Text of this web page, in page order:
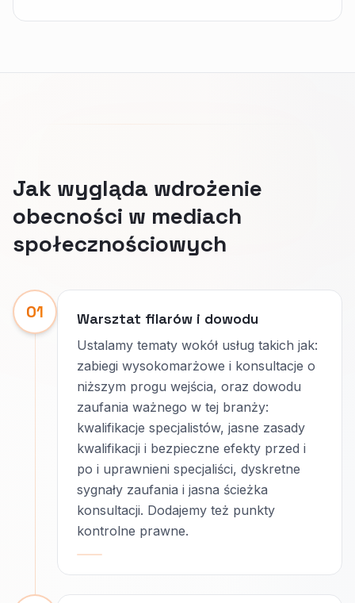
Jak wygląda wdrożenie
obecności w mediach
społecznościowych
01 Warsztat filarów i dowodu
Ustalamy tematy wokół usług takich jak:
zabiegi wysokomarżowe i konsultacje o
niższym progu wejścia, oraz dowodu
zaufania ważnego w tej branży:
kwalifikacje specjalistów, jasne zasady
kwalifikacji i bezpieczne efekty przed i
po i uprawnieni specjaliści, dyskretne
sygnały zaufania i jasna ścieżka
konsultacji. Dodajemy też punkty
kontrolne prawne.